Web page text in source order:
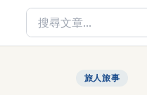
旅人旅事